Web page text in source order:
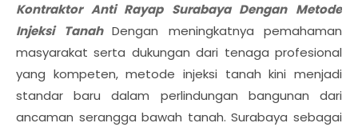
Kontraktor Anti Rayap Surabaya Dengan Metode
Injeksi Tanah Dengan meningkatnya pemahaman
masyarakat serta dukungan dari tenaga profesional
yang kompeten, metode injeksi tanah kini menjadi
standar baru dalam perlindungan bangunan dari
ancaman serangga bawah tanah. Surabaya sebagai